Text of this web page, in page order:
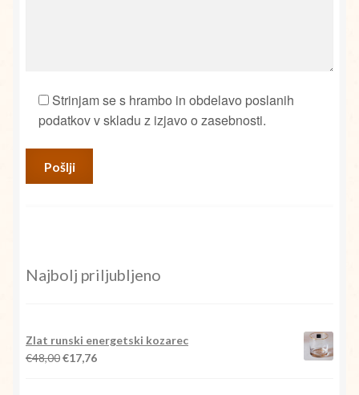
Strinjam se s hrambo in obdelavo poslanih
podatkov v skladu z izjavo o zasebnosti.
Najbolj priljubljeno
Zlat runski energetski kozarec
€48,00Izvirna
€17,76Trenutna